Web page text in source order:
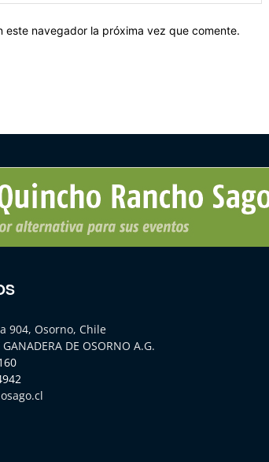
navegador la próxima vez que comente.
904, Osorno, Chile
DE OSORNO A.G.